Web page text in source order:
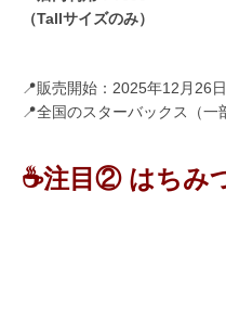
（Tallサイズのみ）
📍販売開始：2025年12月26
📍全国のスターバックス（一
☕注目② はちみ